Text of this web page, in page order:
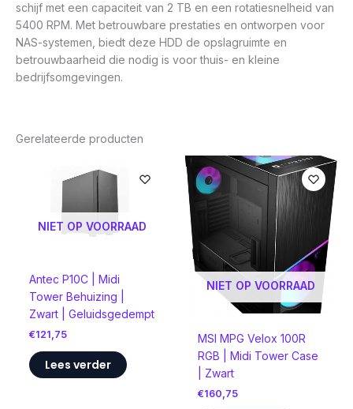
schijf met een capaciteit van 2 TB en een rotatiesnelheid van
5400 RPM. Met betrouwbare prestaties en ontworpen voor
NAS-systemen, biedt deze HDD de opslagruimte en
betrouwbaarheid die nodig is voor thuis- en kleine
bedrijfsomgevingen.
Gerelateerde producten
NIET OP VOORRAAD
Antec P10C | Midi
Tower Behuizing |
Zwart | Geluidsgedempt
€121,75
Lees verder
NIET OP VOORRAAD
MSI MPG Velox 100R
RGB | Midi Tower Case
| Zwart
€160,75